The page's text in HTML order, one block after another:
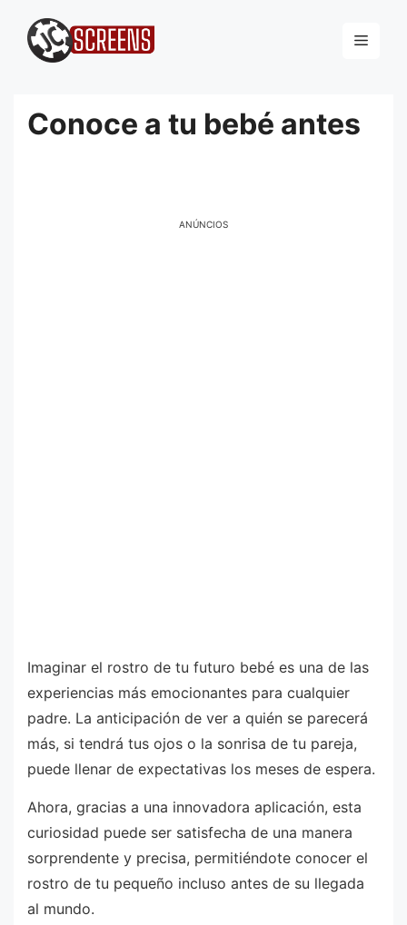
para
Menu
Conoce a tu bebé antes
ANÚNCIOS
Imaginar el rostro de tu futuro bebé es una de las
experiencias más emocionantes para cualquier
padre. La anticipación de ver a quién se parecerá
más, si tendrá tus ojos o la sonrisa de tu pareja,
puede llenar de expectativas los meses de espera.
Ahora, gracias a una innovadora aplicación, esta
curiosidad puede ser satisfecha de una manera
sorprendente y precisa, permitiéndote conocer el
rostro de tu pequeño incluso antes de su llegada
al mundo.